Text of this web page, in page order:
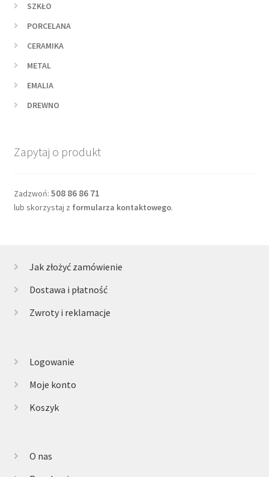
SZKŁO
PORCELANA
CERAMIKA
METAL
EMALIA
DREWNO
Zapytaj o produkt
Zadzwoń: 508 86 86 71
lub skorzystaj z formularza kontaktowego.
Jak złożyć zamówienie
Dostawa i płatność
Zwroty i reklamacje
Logowanie
Moje konto
Koszyk
O nas